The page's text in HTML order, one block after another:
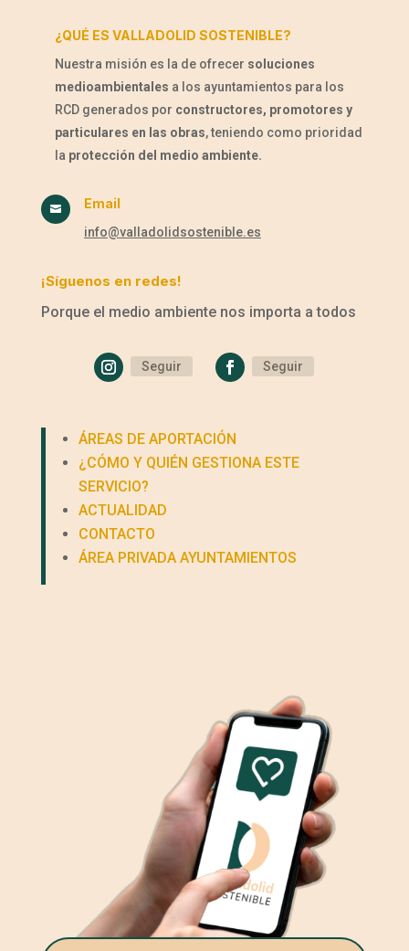
¿QUÉ ES VALLADOLID SOSTENIBLE?
Nuestra misión es la de ofrecer soluciones
medioambientales a los ayuntamientos para los
RCD generados por constructores, promotores y
particulares en las obras, teniendo como prioridad
la protección del medio ambiente.
 Email
info@valladolidsostenible.es
¡Síguenos en redes!
Porque el medio ambiente nos importa a todos
Seguir Seguir
ÁREAS DE APORTACIÓN
¿CÓMO Y QUIÉN GESTIONA ESTE
SERVICIO?
ACTUALIDAD
CONTACTO
ÁREA PRIVADA AYUNTAMIENTOS